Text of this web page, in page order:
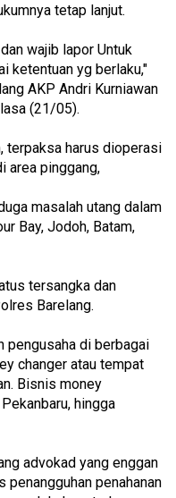
tetap lanjut.
wajib lapor Untuk
ketentuan yg berlaku,"
AKP Andri Kurniawan
(21/05).
terpaksa harus dioperasi
area pinggang,
masalah utang dalam
Bay, Jodoh, Batam,
tersangka dan
Barelang.
pengusaha di berbagai
changer atau tempat
Bisnis money
hingga
advokad yang enggan
penangguhan penahanan